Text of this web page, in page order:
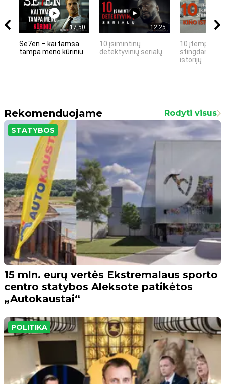
17:50
Se7en – kai tamsa
tampa meno kūriniu
12:25
10 įsimintinų
detektyvinių serialų
10 įtemptų,
stingdančių
istorijų
Rekomenduojame Rodyti visus
STATYBOS
15 mln. eurų vertės Ekstremalaus sporto
centro statybos Aleksote patikėtos
„Autokaustai“
POLITIKA